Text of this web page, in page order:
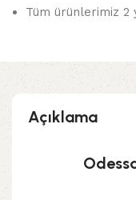
Tüm ürünlerimiz 2
Açıklama